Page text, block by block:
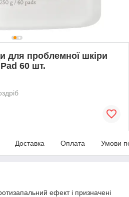
для проблемної шкіри
60 шт.
Доставка Оплата Умови
ефект і призначені